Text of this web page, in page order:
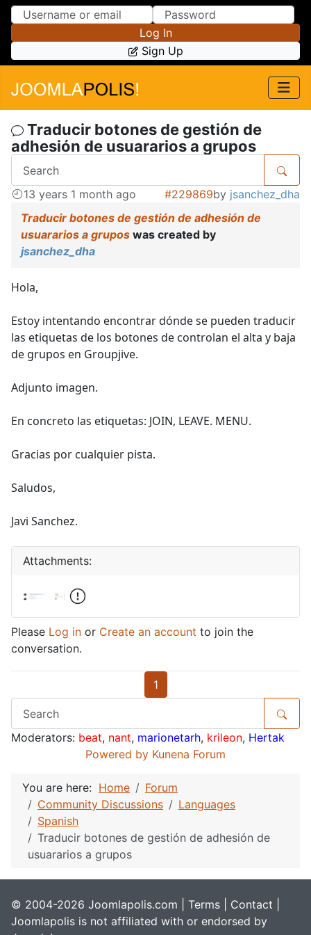
Skip to Content
Skip to Menu
Log In
Sign Up
Traducir botones de gestión de
adhesión de usuararios a grupos
13 years 1 month ago #229869by jsanchez_dha
Traducir botones de gestión de adhesión de
usuararios a grupos was created by
jsanchez_dha
Hola,
Estoy intentando encontrar dónde se pueden traducir
las etiquetas de los botones de controlan el alta y baja
de grupos en Groupjive.
Adjunto imagen.
En concreto las etiquetas: JOIN, LEAVE. MENU.
Gracias por cualquier pista.
Saludos,
Javi Sanchez.
Attachments:
Please Log in or Create an account to join the
conversation.
1
Moderators: beat, nant, marionetarh, krileon, Hertak
Powered by Kunena Forum
You are here: Home
Forum
Community Discussions
Languages
Spanish
Traducir botones de gestión de adhesión de
usuararios a grupos
© 2004-2026 Joomlapolis.com | Terms Contact
Joomlapolis is not affiliated with or endorsed by